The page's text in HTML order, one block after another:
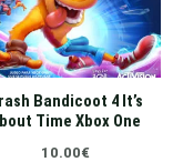
Bandicoot 4 It’s
Time Xbox One
10.00€